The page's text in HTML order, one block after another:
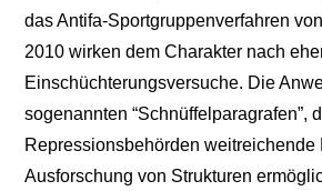
das Antifa-Sportgruppenverfahren
2010 wirken dem Charakter nach
Einschüchterungsversuche. Die
sogenannten “Schnüffelparagrafen”,
Repressionsbehörden weitreichende
Ausforschung von Strukturen